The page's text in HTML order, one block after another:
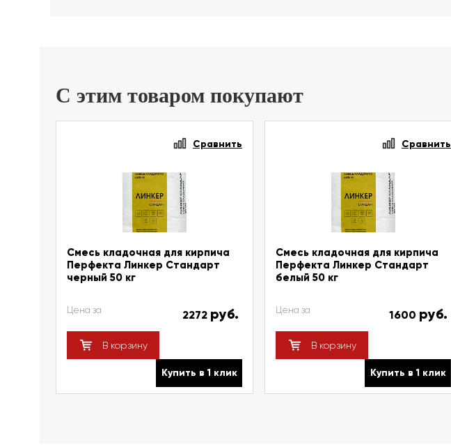
С этим товаром покупают
Сравнить
Смесь кладочная для кирпича
Перфекта Линкер Стандарт
черный 50 кг
Цена за 2272 руб.
В корзину
Купить в 1 клик
Сравнить
Смесь кладочная для кирпича
Перфекта Линкер Стандарт
белый 50 кг
Цена за 1600 руб.
В корзину
Купить в 1 клик